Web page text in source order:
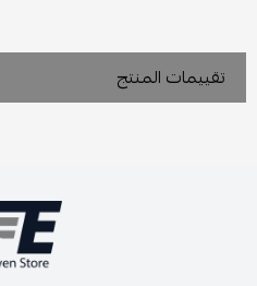
تقييمات المنتج